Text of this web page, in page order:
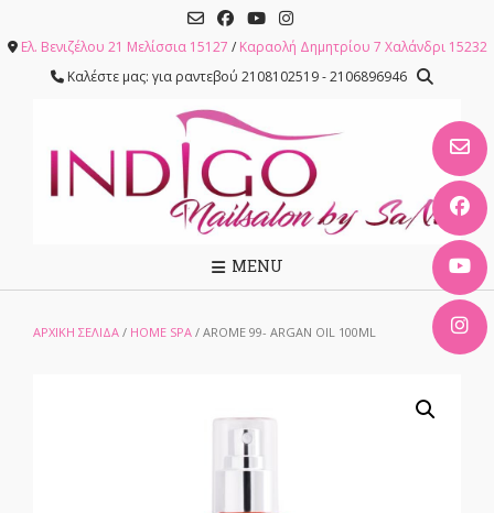
content
Ελ. Βενιζέλου 21 Μελίσσια 15127 / Καραολή Δημητρίου 7 Χαλάνδρι 15232
Καλέστε μας: για ραντεβού 2108102519 - 2106896946
MENU
ΑΡΧΙΚΉ ΣΕΛΊΔΑ / HOME SPA / AROME 99- ARGAN OIL 100ML